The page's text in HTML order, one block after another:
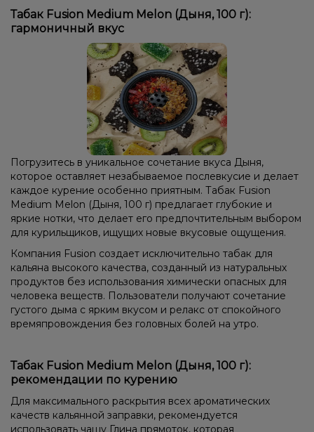
Табак Fusion Medium Melon (Дыня, 100 г):
гармоничный вкус
Погрузитесь в уникальное сочетание вкуса Дыня,
которое оставляет незабываемое послевкусие и делает
каждое курение особенно приятным. Табак Fusion
Medium Melon (Дыня, 100 г) предлагает глубокие и
яркие нотки, что делает его предпочтительным выбором
для курильщиков, ищущих новые вкусовые ощущения.
Компания Fusion создает исключительно табак для
кальяна высокого качества, созданный из натуральных
продуктов без использования химически опасных для
человека веществ. Пользователи получают сочетание
густого дыма с ярким вкусом и релакс от спокойного
времяпровождения без головных болей на утро.
Табак Fusion Medium Melon (Дыня, 100 г):
рекомендации по курению
Для максимального раскрытия всех ароматических
качеств кальянной заправки, рекомендуется
использовать чашу Глина прямоток, которая